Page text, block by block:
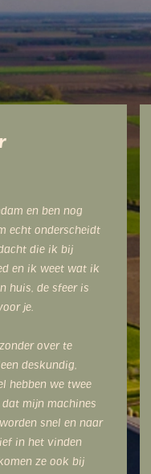
en ben nog
echt onderscheidt
die ik bij
en ik weet wat ik
huis, de sfeer is
je.
over te
deskundig,
hebben we twee
mijn machines
snel en naar
in het vinden
ze ook bij